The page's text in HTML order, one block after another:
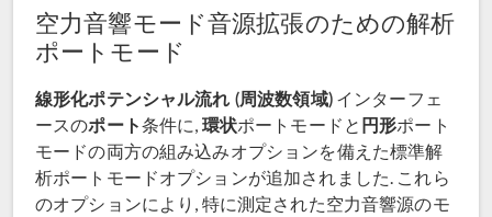
空力音響モード音源拡張のための解析
ポートモード
線形化ポテンシャル流れ (周波数領域)インターフェ
ースのポート条件に, 環状ポートモードと 円形ポート
モードの両方の組み込みオプションを備えた標準解
析ポートモードオプションが追加されました. これら
のオプションにより, 特に測定された空力音響源のモ